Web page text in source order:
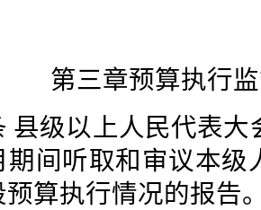
第三章预算执行
县级以上人民代表大
期间听取和审议本级
预算执行情况的报告